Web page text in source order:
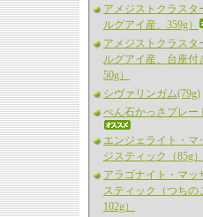
アメジストクラスタ
ルグアイ産、359g）
アメジストクラスタ
ルグアイ産、台座付
50g）
シヴァリンガム(79g)
べん石かっさプレー
エンジェライト・マ
ジスティック（85g）
アラゴナイト・マッ
スティック（つちの
102g）